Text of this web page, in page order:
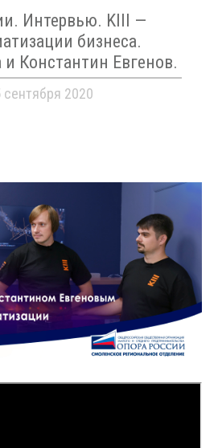
Интервью. KIII —
бизнеса.
и Константин Евгенов.
сентября 2020